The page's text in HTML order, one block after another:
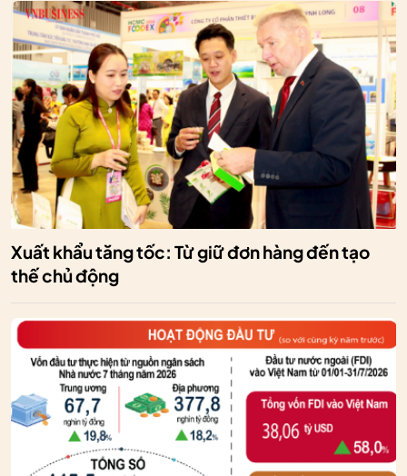
Xuất khẩu tăng tốc: Từ giữ đơn hàng đến tạo
thế chủ động